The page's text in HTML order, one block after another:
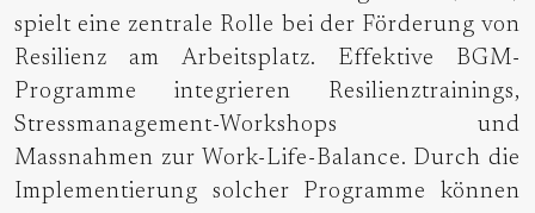
spielt eine zentrale Rolle bei der Förderung von
Resilienz am Arbeitsplatz. Effektive BGM-
Programme integrieren Resilienztrainings,
Stressmanagement-Workshops und
Massnahmen zur Work-Life-Balance. Durch die
Implementierung solcher Programme können